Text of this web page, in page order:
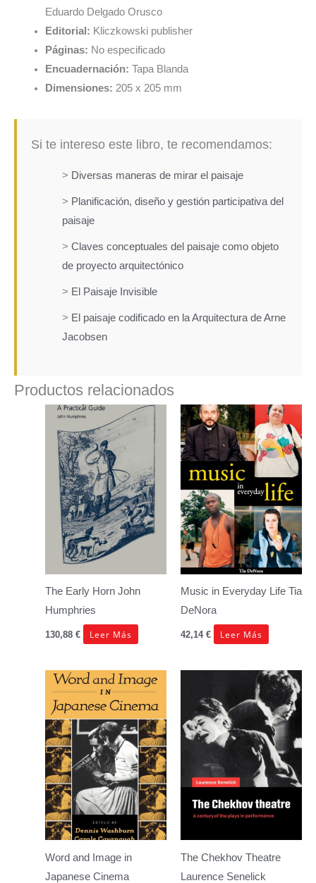
Eduardo Delgado Orusco
Editorial: Kliczkowski publisher
Páginas: No especificado
Encuadernación: Tapa Blanda
Dimensiones: 205 x 205 mm
Si te intereso este libro, te recomendamos:
> Diversas maneras de mirar el paisaje
> Planificación, diseño y gestión participativa del
paisaje
> Claves conceptuales del paisaje como objeto
de proyecto arquitectónico
> El Paisaje Invisible
> El paisaje codificado en la Arquitectura de Arne
Jacobsen
Productos relacionados
The Early Horn John
Humphries
130,88 € Leer Más
Music in Everyday Life Tia
DeNora
42,14 € Leer Más
Word and Image in
Japanese Cinema
The Chekhov Theatre
Laurence Senelick